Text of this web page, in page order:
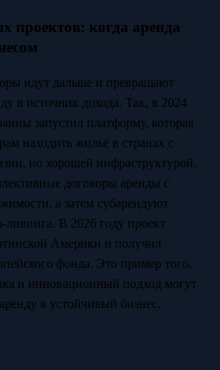
проектов: когда аренда
идут дальше и превращают
в источник дохода. Так, в 2024
запустил платформу, которая
находить жильё в странах с
но хорошей инфраструктурой.
договоры аренды с
а затем субарендуют
ливинга. В 2026 году проект
Америки и получил
фонда. Это пример того,
и инновационный подход могут
в устойчивый бизнес.